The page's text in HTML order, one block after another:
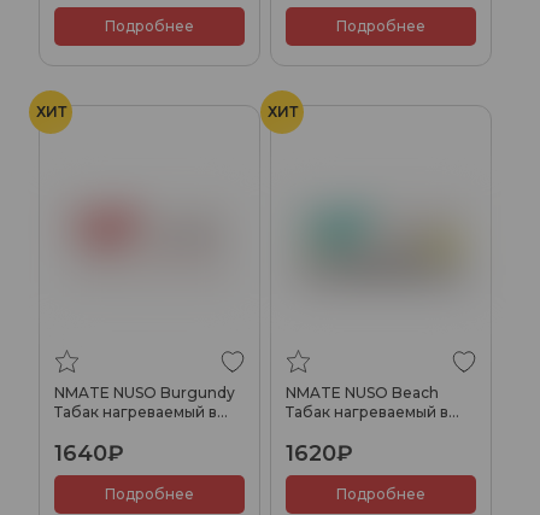
Подробнее Подробнее
ХИТ
NMATE NUSO Burgundy
Табак нагреваемый в
1640₽
Подробнее
ХИТ
NMATE NUSO Beach
Табак нагреваемый в
1620₽
Подробнее